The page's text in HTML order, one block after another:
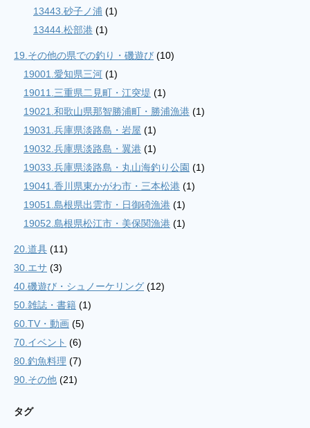
13443.砂子ノ浦 (1)
13444.松部港 (1)
19.その他の県での釣り・磯遊び (10)
19001.愛知県三河 (1)
19011.三重県二見町・江突堤 (1)
19021.和歌山県那智勝浦町・勝浦漁港 (1)
19031.兵庫県淡路島・岩屋 (1)
19032.兵庫県淡路島・翼港 (1)
19033.兵庫県淡路島・丸山海釣り公園 (1)
19041.香川県東かがわ市・三本松港 (1)
19051.島根県出雲市・日御碕漁港 (1)
19052.島根県松江市・美保関漁港 (1)
20.道具 (11)
30.エサ (3)
40.磯遊び・シュノーケリング (12)
50.雑誌・書籍 (1)
60.TV・動画 (5)
70.イベント (6)
80.釣魚料理 (7)
90.その他 (21)
タグ